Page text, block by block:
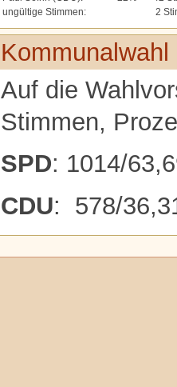
ungültige Stimmen:
2
Auf die
Stimmen,
SPD: 1014/
CDU: 578/